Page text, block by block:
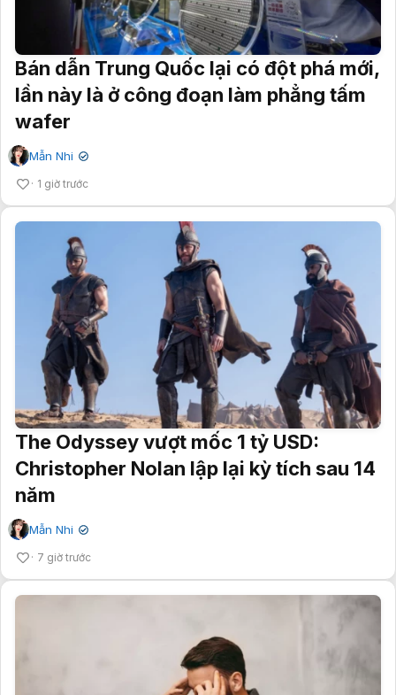
Bán dẫn Trung Quốc lại có đột phá mới,
lần này là ở công đoạn làm phẳng tấm
wafer
Mẫn Nhi ✔
1 giờ trước
The Odyssey vượt mốc 1 tỷ USD:
Christopher Nolan lập lại kỳ tích sau 14
năm
Mẫn Nhi ✔
7 giờ trước